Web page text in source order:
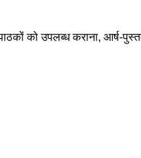
को उपलब्ध कराना, आर्ष-